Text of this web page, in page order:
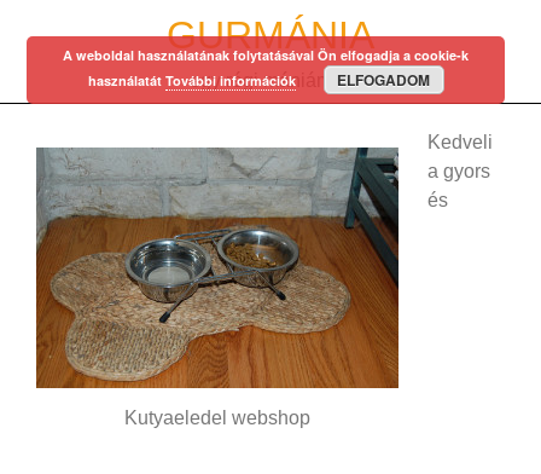
GURMÁNIA
egy régi mániám…
Kutyaeledel webshop
Kedveli
a gyors
és
A weboldal használatának folytatásával Ön elfogadja a cookie-k
használatát További információk ELFOGADOM